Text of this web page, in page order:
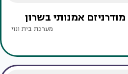
אמנותי בשרון
מערכת בית ונוי